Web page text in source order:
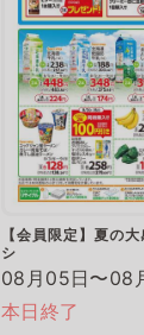
【会員限定】夏の
シ
08月05日〜08
本日終了